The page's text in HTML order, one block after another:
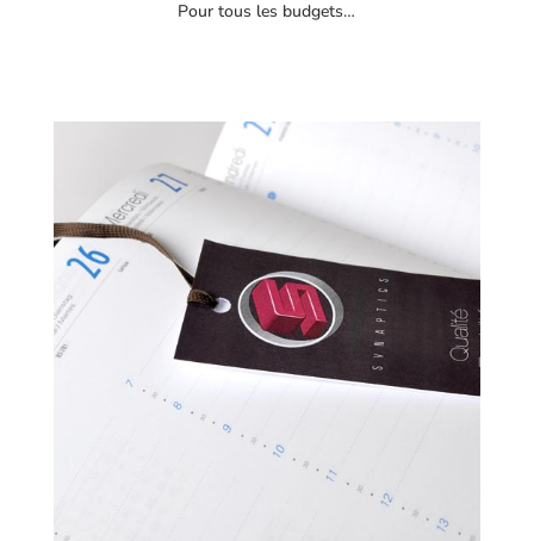
Pour tous les budgets…